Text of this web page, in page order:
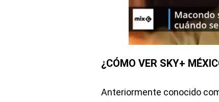
¿CÓMO VER SKY+
Anteriormente conocido